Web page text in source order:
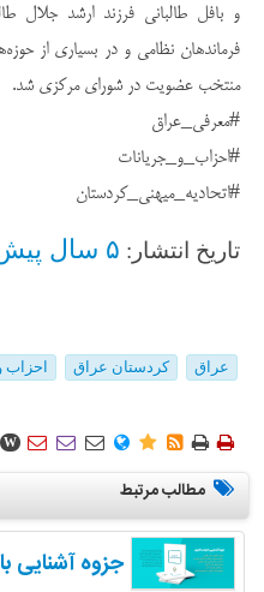
فرماندهان نظامی و در بسیاری از
منتخب عضویت در شورای مرکزی شد.
#معرفی_عراق
#احزاب_و_جریانات
#اتحادیه_میهنی_کردستان
تاریخ انتشار: ۵ سال پیش
عراق کردستان عراق احزاب
W        
مطالب مرتبط
جزوه آشنایی